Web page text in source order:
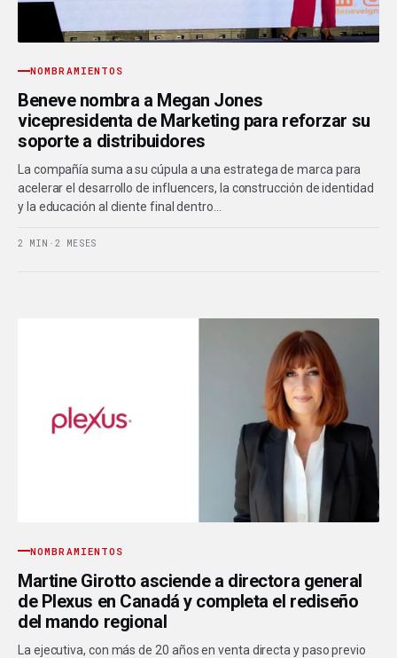
NOMBRAMIENTOS
Beneve nombra a Megan Jones
vicepresidenta de Marketing para reforzar su
soporte a distribuidores
La compañía suma a su cúpula a una estratega de marca para
acelerar el desarrollo de influencers, la construcción de identidad
y la educación al cliente final dentro…
2 MIN · 2 MESES
NOMBRAMIENTOS
Martine Girotto asciende a directora general
de Plexus en Canadá y completa el rediseño
del mando regional
La ejecutiva, con más de 20 años en venta directa y paso previo